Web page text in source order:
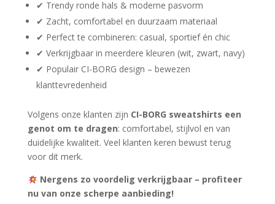
✔ Trendy ronde hals & moderne pasvorm
✔ Zacht, comfortabel en duurzaam materiaal
✔ Perfect te combineren: casual, sportief én chic
✔ Verkrijgbaar in meerdere kleuren (wit, zwart, navy)
✔ Populair CI-BORG design – bewezen
klanttevredenheid
Volgens onze klanten zijn CI-BORG sweatshirts een
genot om te dragen: comfortabel, stijlvol en van
duidelijke kwaliteit. Veel klanten keren bewust terug
voor dit merk.
Nergens zo voordelig verkrijgbaar – profiteer
nu van onze scherpe aanbieding!